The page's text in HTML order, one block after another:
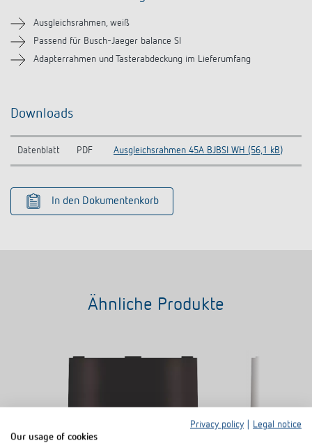
Ähnliche Produkte
Ausgleichsrahmen, weiß
Passend für Busch-Jaeger balance SI
Adapterrahmen und Tasterabdeckung im Lieferumfang
Downloads
Datenblatt PDF Ausgleichsrahmen 45A BJBSI WH (56,1 kB)
In den Dokumentenkorb
Ähnliche Produkte
Privacy policy
Legal notice
Our usage of cookies